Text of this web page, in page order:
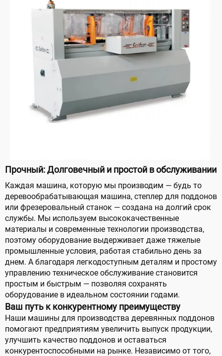
Прочный: Долговечный и простой в обслуживании
Каждая машина, которую мы производим — будь то
деревообрабатывающая машина, степлер для поддонов
или фрезеровальный станок — создана на долгий срок
службы. Мы используем высококачественные
материалы и современные технологии производства,
поэтому оборудование выдерживает даже тяжелые
промышленные условия, работая стабильно день за
днем. А благодаря легкодоступным деталям и простому
управлению техническое обслуживание становится
простым и быстрым — позволяя сохранять
оборудование в идеальном состоянии годами.
Ваш путь к конкурентному преимуществу
Наши машины для производства деревянных поддонов
помогают предприятиям увеличить выпуск продукции,
улучшить качество поддонов и оставаться
конкурентоспособными на рынке. Независимо от того,